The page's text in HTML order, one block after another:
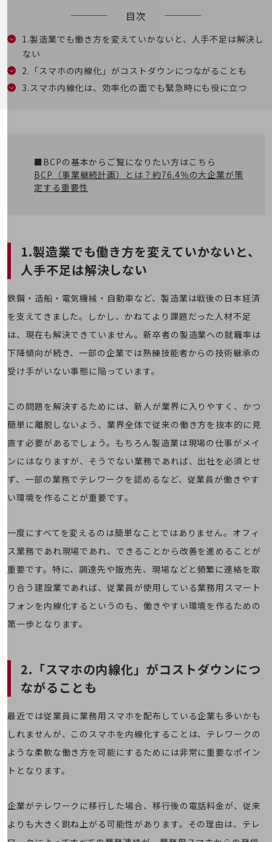
AI
災害対策・BCP
課題・ニーズで探す
課題・ニーズで探すTOP
業務効率化
災害対策
職場環境整備
地域共創・地方創生
遠隔監視
自動化・省電化
業種・業態で探す
業種・業態で探すTOP
自治体
一次産業
観光
教育
モビリティ
モバイルTOP
法人向けスマホ・携帯に関する、
おすすめの機種、料金やサービスをご紹介
製品TOP
ビジネス向けスマートフォン
ドコモケータイ
5G対応ホームルーター
目次
1.製造業でも働き方を変えていかないと、人手不足は解決し
ない
2.「スマホの内線化」がコストダウンにつながることも
3.スマホ内線化は、効率化の面でも緊急時にも役に立つ
■BCPの基本からご覧になりたい方はこちら
BCP（事業継続計画）とは？約76.4％の大企業が策
定する重要性
1.製造業でも働き方を変えていかないと、
人手不足は解決しない
鉄鋼・造船・電気機械・自動車など、製造業は戦後の日本経済
を支えてきました。しかし、かねてより課題だった人材不足
は、現在も解決できていません。新卒者の製造業への就職率は
下降傾向が続き、一部の企業では熟練技能者からの技術継承の
受け手がいない事態に陥っています。
この問題を解決するためには、新人が業界に入りやすく、かつ
簡単に離脱しないよう、業界全体で従来の働き方を抜本的に見
直す必要があるでしょう。もちろん製造業は現場の仕事がメイ
ンにはなりますが、そうでない業務であれば、出社を必須とせ
ず、一部の業務でテレワークを認めるなど、従業員が働きやす
い環境を作ることが重要です。
一度にすべてを変えるのは簡単なことではありません。オフィ
ス業務であれ現場であれ、できることから改善を進めることが
重要です。特に、調達先や販売先、現場などと頻繁に連絡を取
り合う建設業であれば、従業員が使用している業務用スマート
フォンを内線化するというのも、働きやすい環境を作るための
第一歩となります。
2.「スマホの内線化」がコストダウンにつ
ながることも
最近では従業員に業務用スマホを配布している企業も多いかも
しれませんが、このスマホを内線化することは、テレワークの
ような柔軟な働き方を可能にするためには非常に重要なポイン
トとなります。
企業がテレワークに移行した場合、移行後の電話料金が、従来
よりも大きく跳ね上がる可能性があります。その理由は、テレ